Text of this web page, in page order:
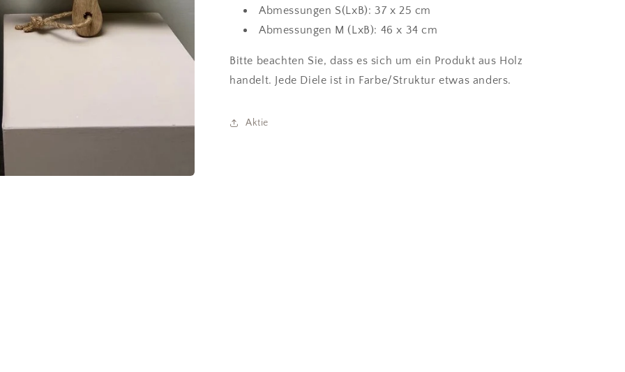
Abmessungen S(LxB): 37 x 25 cm
Abmessungen M (LxB): 46 x 34 cm
Bitte beachten Sie, dass es sich um ein Produkt aus Holz
handelt. Jede Diele ist in Farbe/Struktur etwas anders.
Aktie